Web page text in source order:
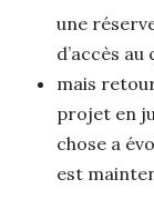
une
d’accès
mais
projet en
chose a
est